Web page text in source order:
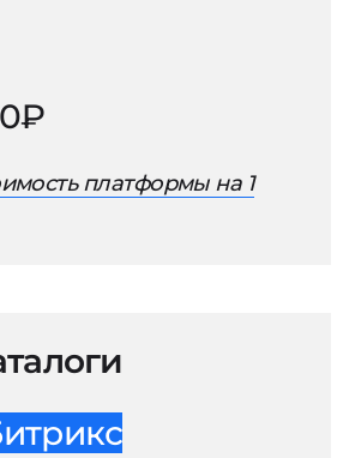
платформы на 1